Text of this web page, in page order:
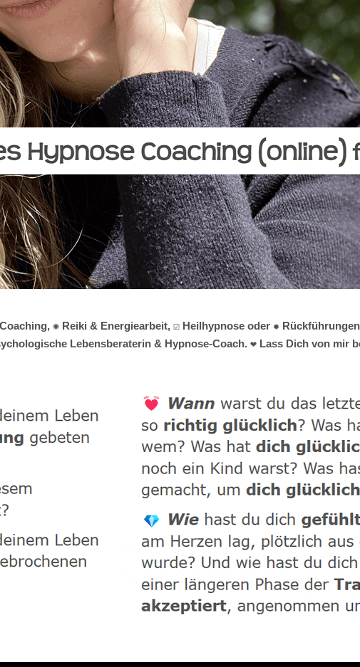
✺ Reiki & Energiearbeit, ☑️ Heilhypnose oder ✹
Lebensberaterin & Hypnose-Coach. ❤ Lass Dich von mir